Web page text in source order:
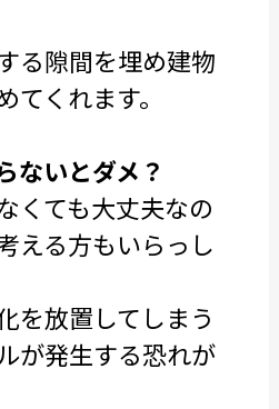
る隙間を埋め建物
てくれます。
ないとダメ？
くても大丈夫なの
える方もいらっし
を放置してしまう
が発生する恐れが